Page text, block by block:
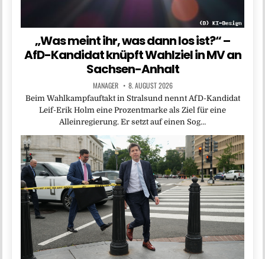
„Was meint ihr, was dann los ist?“ –
AfD-Kandidat knüpft Wahlziel in MV an
Sachsen-Anhalt
MANAGER 8. AUGUST 2026
Beim Wahlkampfauftakt in Stralsund nennt AfD-Kandidat
Leif-Erik Holm eine Prozentmarke als Ziel für eine
Alleinregierung. Er setzt auf einen Sog…